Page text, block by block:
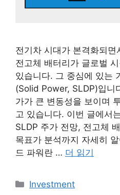
전기차 시대가 본격화되
전고체 배터리가 글로벌
있습니다. 그 중심에 있는
(Solid Power, SLDP)입니
가가 큰 변동성을 보이며
고 있습니다. 이번 글에서
SLDP 주가 전망, 전고체
목표가 분석까지 자세히
드 파워란 … 더 읽기
카
Investment